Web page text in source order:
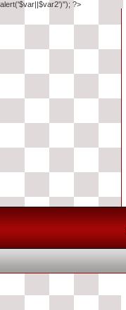
alert('$var||$var2')"); ?>